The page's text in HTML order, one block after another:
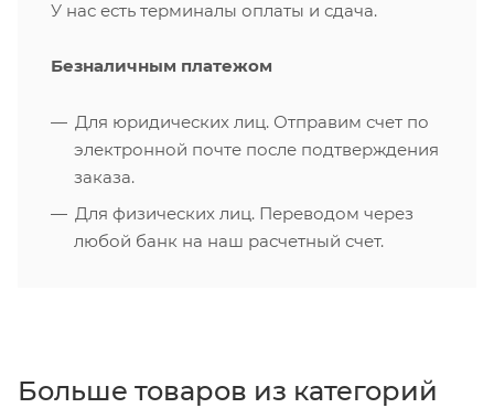
У нас есть терминалы оплаты и сдача.
Безналичным платежом
Для юридических лиц. Отправим счет по
электронной почте после подтверждения
заказа.
Для физических лиц. Переводом через
любой банк на наш расчетный счет.
Больше товаров из категорий